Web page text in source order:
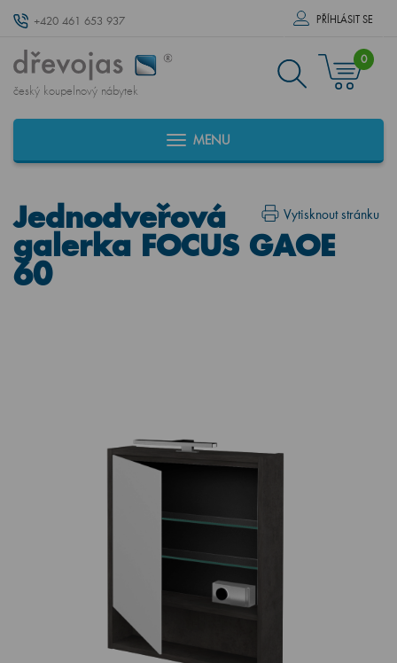
+420 461 653 937 PŘÍHLÁSIT SE
český koupelnový nábytek
0
MENU
Vytisknout stránku
Jednodveřová
galerka FOCUS GAOE
60